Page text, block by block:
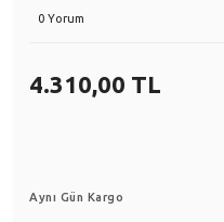
0 Yorum
4.310,00 TL
Aynı Gün Kargo